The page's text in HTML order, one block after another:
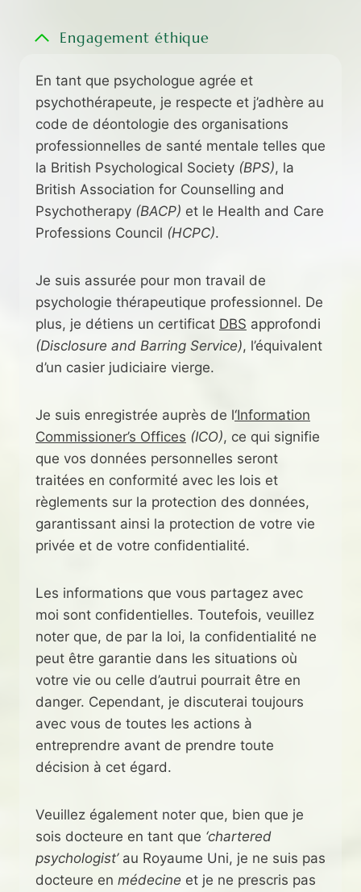
Engagement éthique
En tant que psychologue agrée et
psychothérapeute, je respecte et j’adhère au
code de déontologie des organisations
professionnelles de santé mentale telles que
la British Psychological Society (BPS), la
British Association for Counselling and
Psychotherapy (BACP) et le Health and Care
Professions Council (HCPC).
Je suis assurée pour mon travail de
psychologie thérapeutique professionnel. De
plus, je détiens un certificat DBS approfondi
(Disclosure and Barring Service), l’équivalent
d’un casier judiciaire vierge.
Je suis enregistrée auprès de l‘Information
Commissioner’s Offices (ICO), ce qui signifie
que vos données personnelles seront
traitées en conformité avec les lois et
règlements sur la protection des données,
garantissant ainsi la protection de votre vie
privée et de votre confidentialité.
Les informations que vous partagez avec
moi sont confidentielles. Toutefois, veuillez
noter que, de par la loi, la confidentialité ne
peut être garantie dans les situations où
votre vie ou celle d’autrui pourrait être en
danger. Cependant, je discuterai toujours
avec vous de toutes les actions à
entreprendre avant de prendre toute
décision à cet égard.
Veuillez également noter que, bien que je
sois docteure en tant que ‘chartered
psychologist’au Royaume Uni, je ne suis pas
docteure en médecine et je ne prescris pas